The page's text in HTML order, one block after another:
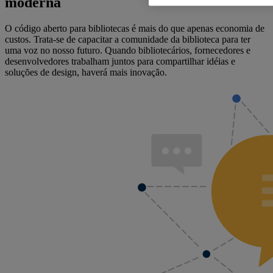
O código aberto para bibliotecas é mais do que apenas economia de
custos. Trata-se de capacitar a comunidade da biblioteca para ter
uma voz no nosso futuro. Quando bibliotecários, fornecedores e
desenvolvedores trabalham juntos para compartilhar idéias e
soluções de design, haverá mais inovação.